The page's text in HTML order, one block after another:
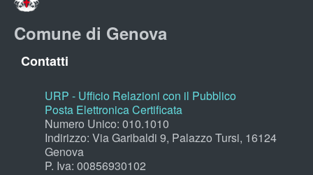
Comune di Genova
Contatti
URP - Ufficio Relazioni con il Pubblico
Posta Elettronica Certificata
Numero Unico: 010.1010
Indirizzo: Via Garibaldi 9, Palazzo Tursi, 16124
Genova
P. Iva: 00856930102